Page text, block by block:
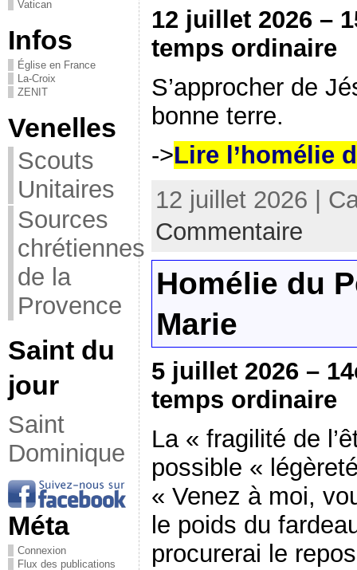
Vatican
Infos
Église en France
La-Croix
ZENIT
Venelles
Scouts
Unitaires
Sources
chrétiennes
de la
Provence
Saint du
jour
Saint
Dominique
Méta
Connexion
Flux des publications
12 juillet 2026 –
temps ordinaire
S’approcher de
bonne terre.
->Lire l’homélie
12 juillet 2026 |
Commentaire
Homélie du
Marie
5 juillet 2026 –
temps ordinaire
La « fragilité de
possible «
« Venez à moi,
le poids du
procurerai le